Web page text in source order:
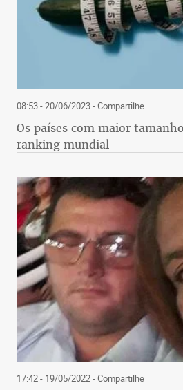
08:53 - 20/06/2023- Compartilhe
Os países com maior
ranking mundial
17:42 - 19/05/2022- Compartilhe